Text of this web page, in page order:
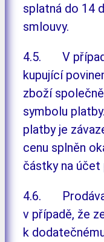
splatná do 14
smlouvy.
4.5. V
kupující
zboží
symbolu
platby je
cenu splněn
částky na účet
4.6.
v případě, že
k